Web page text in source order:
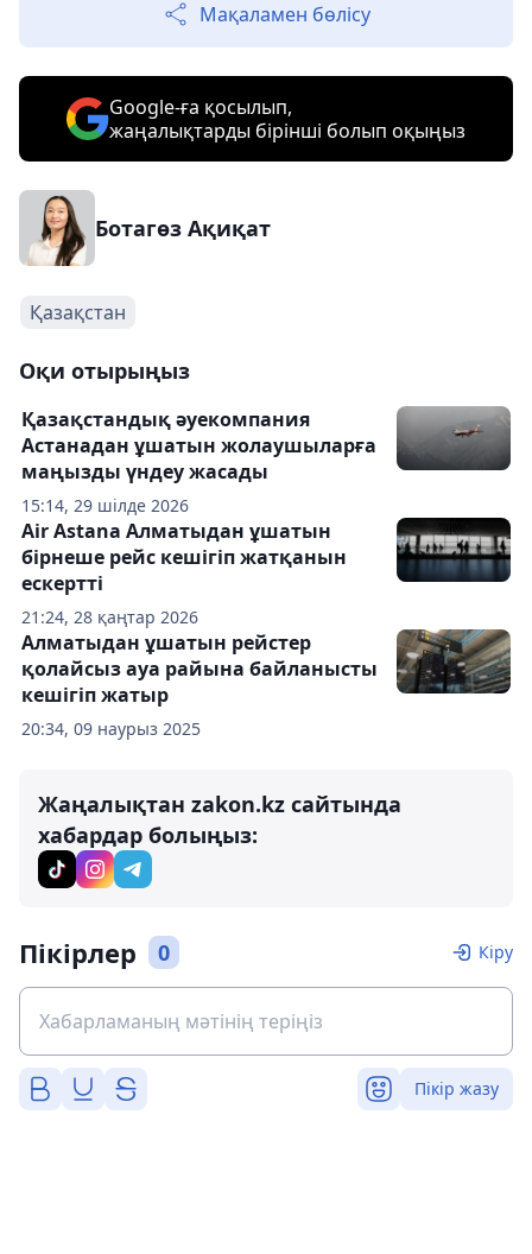
Мақаламен бөлісу
Google-ға қосылып,
жаңалықтарды бірінші болып оқыңыз
Ботагөз Ақиқат
Қазақстан
Оқи отырыңыз
15:14, 29 шілде 2026
Қазақстандық әуекомпания
Астанадан ұшатын жолаушыларға
маңызды үндеу жасады
21:24, 28 қаңтар 2026
Air Astana Алматыдан ұшатын
бірнеше рейс кешігіп жатқанын
ескертті
20:34, 09 наурыз 2025
Алматыдан ұшатын рейстер
қолайсыз ауа райына байланысты
кешігіп жатыр
Жаңалықтан zakon.kz сайтында
хабардар болыңыз:
Пікірлер 0 Кіру
Пікір жазу